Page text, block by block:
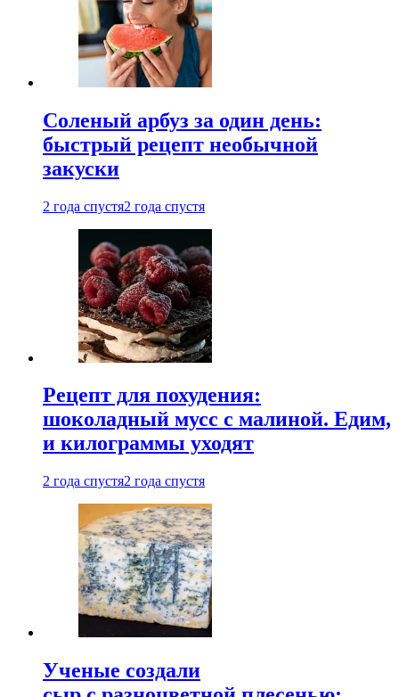
Соленый арбуз за один день:
быстрый рецепт необычной
закуски
2 года спустя2 года спустя
Рецепт для похудения:
шоколадный мусс с малиной. Едим,
и килограммы уходят
2 года спустя2 года спустя
Ученые создали